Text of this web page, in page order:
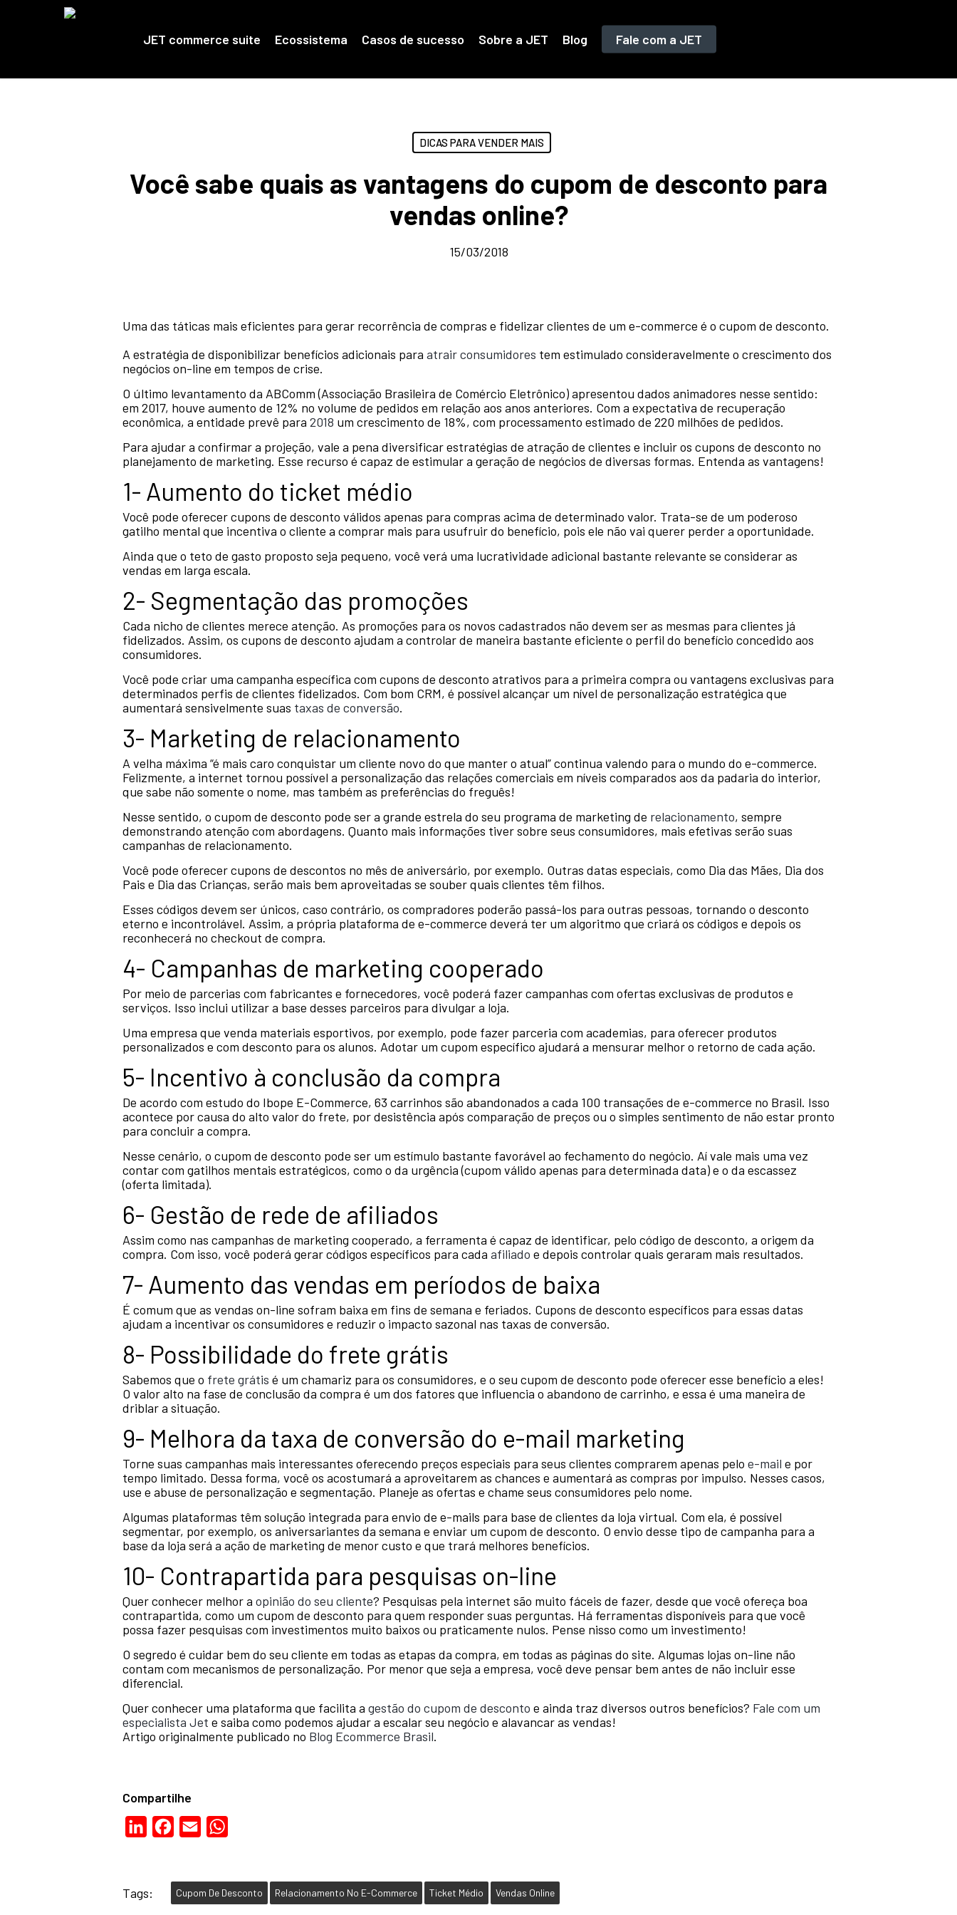
JET commerce suite Ecossistema Casos de sucesso Sobre a JET Blog Fale com a JET
DICAS PARA VENDER MAIS
Você sabe quais as vantagens do cupom de desconto para
vendas online?
15/03/2018
Uma das táticas mais eficientes para gerar recorrência de compras e fidelizar clientes de um e-commerce é o cupom de desconto.
A estratégia de disponibilizar benefícios adicionais para atrair consumidores tem estimulado consideravelmente o crescimento dos
negócios on-line em tempos de crise.
O último levantamento da ABComm (Associação Brasileira de Comércio Eletrônico) apresentou dados animadores nesse sentido:
em 2017, houve aumento de 12% no volume de pedidos em relação aos anos anteriores. Com a expectativa de recuperação
econômica, a entidade prevê para 2018 um crescimento de 18%, com processamento estimado de 220 milhões de pedidos.
Para ajudar a confirmar a projeção, vale a pena diversificar estratégias de atração de clientes e incluir os cupons de desconto no
planejamento de marketing. Esse recurso é capaz de estimular a geração de negócios de diversas formas. Entenda as vantagens!
1- Aumento do ticket médio
Você pode oferecer cupons de desconto válidos apenas para compras acima de determinado valor. Trata-se de um poderoso
gatilho mental que incentiva o cliente a comprar mais para usufruir do benefício, pois ele não vai querer perder a oportunidade.
Ainda que o teto de gasto proposto seja pequeno, você verá uma lucratividade adicional bastante relevante se considerar as
vendas em larga escala.
2- Segmentação das promoções
Cada nicho de clientes merece atenção. As promoções para os novos cadastrados não devem ser as mesmas para clientes já
fidelizados. Assim, os cupons de desconto ajudam a controlar de maneira bastante eficiente o perfil do benefício concedido aos
consumidores.
Você pode criar uma campanha específica com cupons de desconto atrativos para a primeira compra ou vantagens exclusivas para
determinados perfis de clientes fidelizados. Com bom CRM, é possível alcançar um nível de personalização estratégica que
aumentará sensivelmente suas taxas de conversão.
3- Marketing de relacionamento
A velha máxima “é mais caro conquistar um cliente novo do que manter o atual” continua valendo para o mundo do e-commerce.
Felizmente, a internet tornou possível a personalização das relações comerciais em níveis comparados aos da padaria do interior,
que sabe não somente o nome, mas também as preferências do freguês!
Nesse sentido, o cupom de desconto pode ser a grande estrela do seu programa de marketing de relacionamento, sempre
demonstrando atenção com abordagens. Quanto mais informações tiver sobre seus consumidores, mais efetivas serão suas
campanhas de relacionamento.
Você pode oferecer cupons de descontos no mês de aniversário, por exemplo. Outras datas especiais, como Dia das Mães, Dia dos
Pais e Dia das Crianças, serão mais bem aproveitadas se souber quais clientes têm filhos.
Esses códigos devem ser únicos, caso contrário, os compradores poderão passá-los para outras pessoas, tornando o desconto
eterno e incontrolável. Assim, a própria plataforma de e-commerce deverá ter um algoritmo que criará os códigos e depois os
reconhecerá no checkout de compra.
4- Campanhas de marketing cooperado
Por meio de parcerias com fabricantes e fornecedores, você poderá fazer campanhas com ofertas exclusivas de produtos e
serviços. Isso inclui utilizar a base desses parceiros para divulgar a loja.
Uma empresa que venda materiais esportivos, por exemplo, pode fazer parceria com academias, para oferecer produtos
personalizados e com desconto para os alunos. Adotar um cupom específico ajudará a mensurar melhor o retorno de cada ação.
5- Incentivo à conclusão da compra
De acordo com estudo do Ibope E-Commerce, 63 carrinhos são abandonados a cada 100 transações de e-commerce no Brasil. Isso
acontece por causa do alto valor do frete, por desistência após comparação de preços ou o simples sentimento de não estar pronto
para concluir a compra.
Nesse cenário, o cupom de desconto pode ser um estímulo bastante favorável ao fechamento do negócio. Aí vale mais uma vez
contar com gatilhos mentais estratégicos, como o da urgência (cupom válido apenas para determinada data) e o da escassez
(oferta limitada).
6- Gestão de rede de afiliados
Assim como nas campanhas de marketing cooperado, a ferramenta é capaz de identificar, pelo código de desconto, a origem da
compra. Com isso, você poderá gerar códigos específicos para cada afiliado e depois controlar quais geraram mais resultados.
7- Aumento das vendas em períodos de baixa
É comum que as vendas on-line sofram baixa em fins de semana e feriados. Cupons de desconto específicos para essas datas
ajudam a incentivar os consumidores e reduzir o impacto sazonal nas taxas de conversão.
8- Possibilidade do frete grátis
Sabemos que o frete grátis é um chamariz para os consumidores, e o seu cupom de desconto pode oferecer esse benefício a eles!
O valor alto na fase de conclusão da compra é um dos fatores que influencia o abandono de carrinho, e essa é uma maneira de
driblar a situação.
9- Melhora da taxa de conversão do e-mail marketing
Torne suas campanhas mais interessantes oferecendo preços especiais para seus clientes comprarem apenas pelo e-mail e por
tempo limitado. Dessa forma, você os acostumará a aproveitarem as chances e aumentará as compras por impulso. Nesses casos,
use e abuse de personalização e segmentação. Planeje as ofertas e chame seus consumidores pelo nome.
Algumas plataformas têm solução integrada para envio de e-mails para base de clientes da loja virtual. Com ela, é possível
segmentar, por exemplo, os aniversariantes da semana e enviar um cupom de desconto. O envio desse tipo de campanha para a
base da loja será a ação de marketing de menor custo e que trará melhores benefícios.
10- Contrapartida para pesquisas on-line
Quer conhecer melhor a opinião do seu cliente? Pesquisas pela internet são muito fáceis de fazer, desde que você ofereça boa
contrapartida, como um cupom de desconto para quem responder suas perguntas. Há ferramentas disponíveis para que você
possa fazer pesquisas com investimentos muito baixos ou praticamente nulos. Pense nisso como um investimento!
O segredo é cuidar bem do seu cliente em todas as etapas da compra, em todas as páginas do site. Algumas lojas on-line não
contam com mecanismos de personalização. Por menor que seja a empresa, você deve pensar bem antes de não incluir esse
diferencial.
Quer conhecer uma plataforma que facilita a gestão do cupom de desconto e ainda traz diversos outros benefícios? Fale com um
especialista Jet e saiba como podemos ajudar a escalar seu negócio e alavancar as vendas!
Artigo originalmente publicado no Blog Ecommerce Brasil.
Compartilhe
LinkedInFacebook
Email
Tags: Cupom De Desconto Relacionamento No E-Commerce Ticket Médio Vendas Online